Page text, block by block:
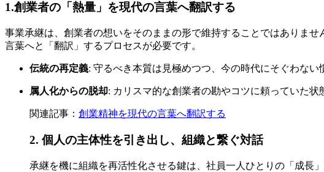
1.創業者の「熱量」を現代の言葉へ翻訳する
事業承継は、創業者の想いをそのままの形で維持することではありま
言葉へと「翻訳」するプロセスが必要です。
伝統の再定義: 守るべき本質は見極めつつ、今の時代にそぐわな
属人化からの脱却: カリスマ的な創業者の勘やコツに頼っていた
関連記事： 創業精神を現代の言葉へ翻訳する
2. 個人の主体性を引き出し、組織と繋ぐ対話
承継を機に組織を再活性化させる鍵は、社員一人ひとりの「成長